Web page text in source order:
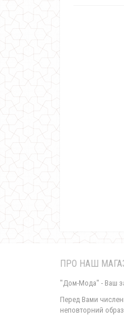
ПРО НАШ
"Дом-Мода" - Ваш
Перед Вами
неповторний